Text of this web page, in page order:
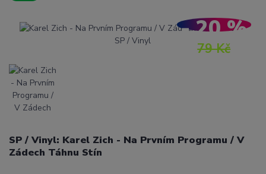
79 Kč
- 20 %
SP / Vinyl: Karel Zich - Na Prvním Programu / V
Zádech Táhnu Stín